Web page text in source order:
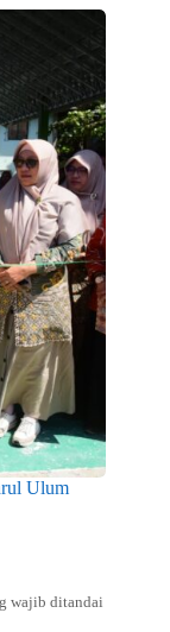
Ulum
wajib ditandai